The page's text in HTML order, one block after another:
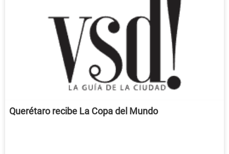
Querétaro recibe La Copa del Mundo